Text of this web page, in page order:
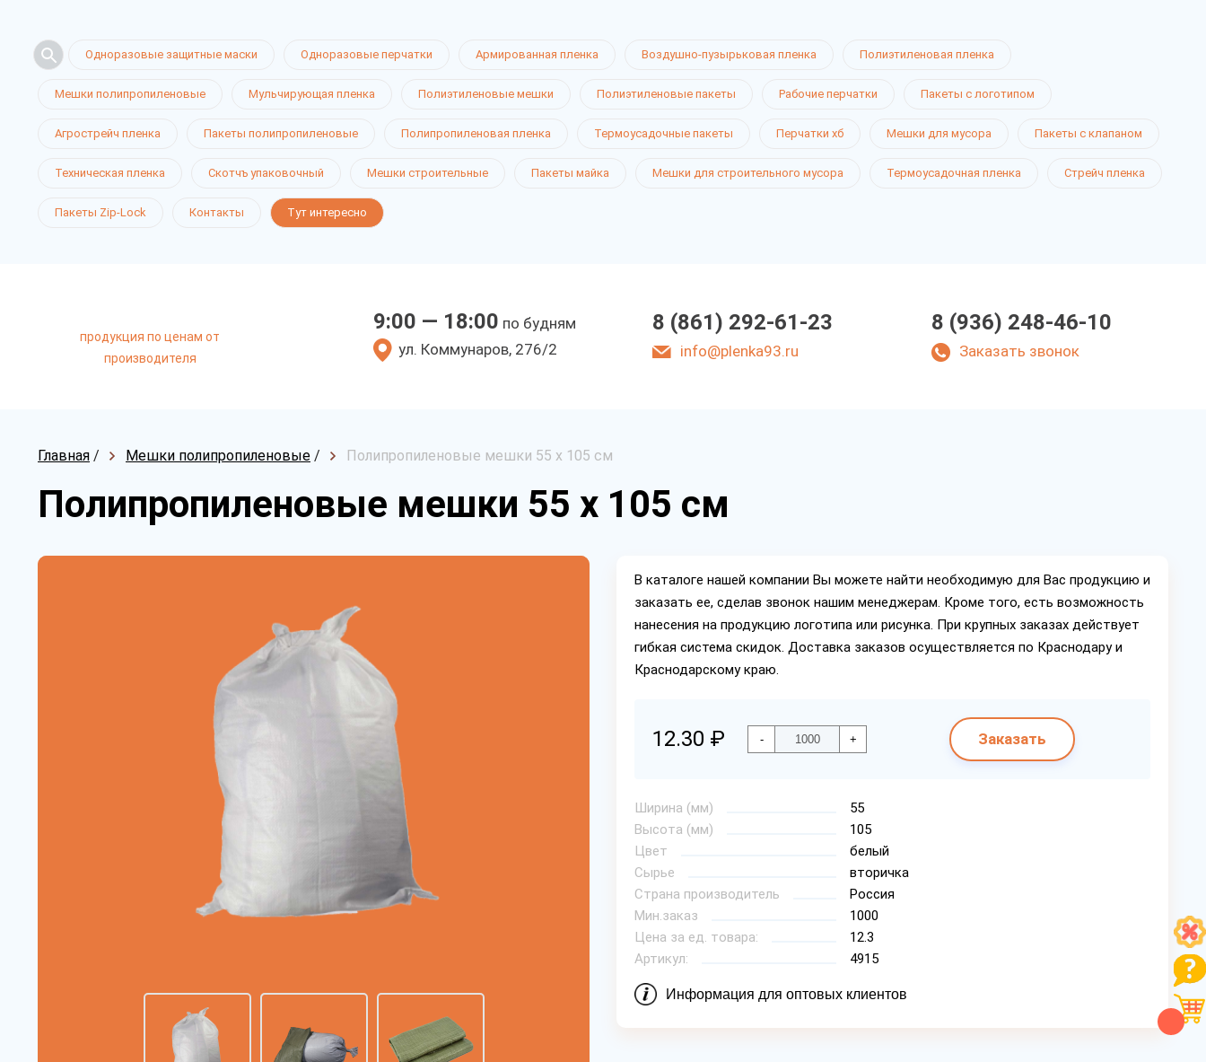
Одноразовые защитные маски Одноразовые перчатки Армированная пленка Воздушно-пузырьковая пленка Полиэтиленовая пленка
Мешки полипропиленовые Мульчирующая пленка Полиэтиленовые мешки Полиэтиленовые пакеты Рабочие перчатки Пакеты с логотипом
Агрострейч пленка Пакеты полипропиленовые Полипропиленовая пленка Термоусадочные пакеты Перчатки хб Мешки для мусора Пакеты с клапаном
Техническая пленка Скотчъ упаковочный Мешки строительные Пакеты майка Мешки для строительного мусора Термоусадочная пленка Стрейч пленка
Пакеты Zip-Lock Контакты Тут интересно
продукция по ценам от
производителя
9:00 — 18:00 по будням
ул. Коммунаров, 276/2
8 (861) 292-61-23
info@plenka93.ru
8 (936) 248-46-10
Заказать звонок
Главная / Мешки полипропиленовые / Полипропиленовые мешки 55 х 105 см
Полипропиленовые мешки 55 х 105 см
В каталоге нашей компании Вы можете найти необходимую для Вас продукцию и
заказать ее, сделав звонок нашим менеджерам. Кроме того, есть возможность
нанесения на продукцию логотипа или рисунка. При крупных заказах действует
гибкая система скидок. Доставка заказов осуществляется по Краснодару и
Краснодарскому краю.
12.30 ₽ - + Заказать
Ширина (мм)
55
Высота (мм)
105
Цвет
белый
Сырье
вторичка
Страна производитель
Россия
Мин.заказ
1000
Цена за ед. товара:
12.3
Артикул:
4915
Информация для оптовых клиентов